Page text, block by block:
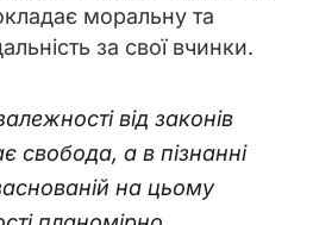
моральну та
за свої вчинки.
від законів
свобода, а в пізнанні
на цьому